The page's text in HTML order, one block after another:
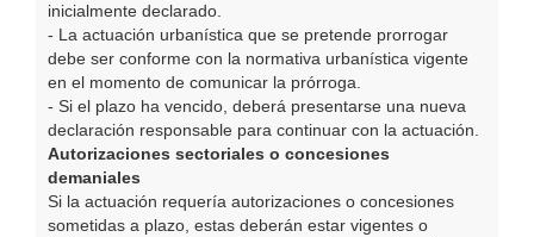
inicialmente declarado.
- La actuación urbanística que se pretende prorrogar
debe ser conforme con la normativa urbanística vigente
en el momento de comunicar la prórroga.
- Si el plazo ha vencido, deberá presentarse una nueva
declaración responsable para continuar con la actuación.
Autorizaciones sectoriales o concesiones
demaniales
Si la actuación requería autorizaciones o concesiones
sometidas a plazo, estas deberán estar vigentes o